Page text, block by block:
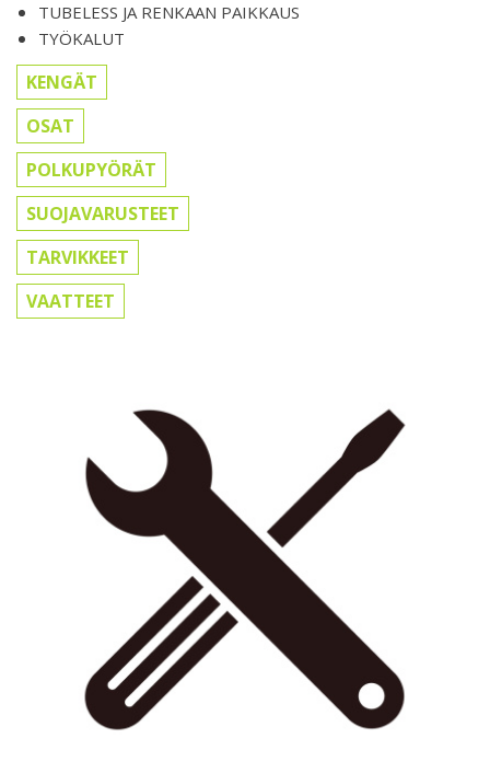
TUBELESS JA RENKAAN PAIKKAUS
TYÖKALUT
KENGÄT
OSAT
POLKUPYÖRÄT
SUOJAVARUSTEET
TARVIKKEET
VAATTEET